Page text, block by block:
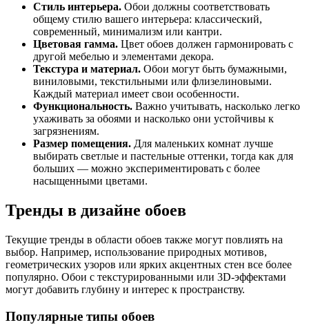
Стиль интерьера. Обои должны соответствовать
общему стилю вашего интерьера: классический,
современный, минимализм или кантри.
Цветовая гамма. Цвет обоев должен гармонировать с
другой мебелью и элементами декора.
Текстура и материал. Обои могут быть бумажными,
виниловыми, текстильными или флизелиновыми.
Каждый материал имеет свои особенности.
Функциональность. Важно учитывать, насколько легко
ухаживать за обоями и насколько они устойчивы к
загрязнениям.
Размер помещения. Для маленьких комнат лучше
выбирать светлые и пастельные оттенки, тогда как для
больших — можно экспериментировать с более
насыщенными цветами.
Тренды в дизайне обоев
Текущие тренды в области обоев также могут повлиять на
выбор. Например, использование природных мотивов,
геометрических узоров или ярких акцентных стен все более
популярно. Обои с текстурированными или 3D-эффектами
могут добавить глубину и интерес к пространству.
Популярные типы обоев